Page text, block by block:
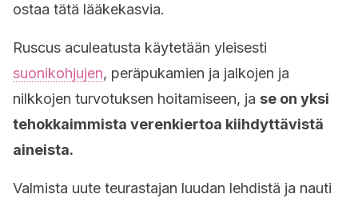
ostaa tätä lääkekasvia.
Ruscus aculeatusta käytetään yleisesti
suonikohjujen, peräpukamien ja jalkojen ja
nilkkojen turvotuksen hoitamiseen, ja se on yksi
tehokkaimmista verenkiertoa kiihdyttävistä
aineista.
Valmista uute teurastajan luudan lehdistä ja nauti